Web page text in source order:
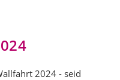
2024 - seid